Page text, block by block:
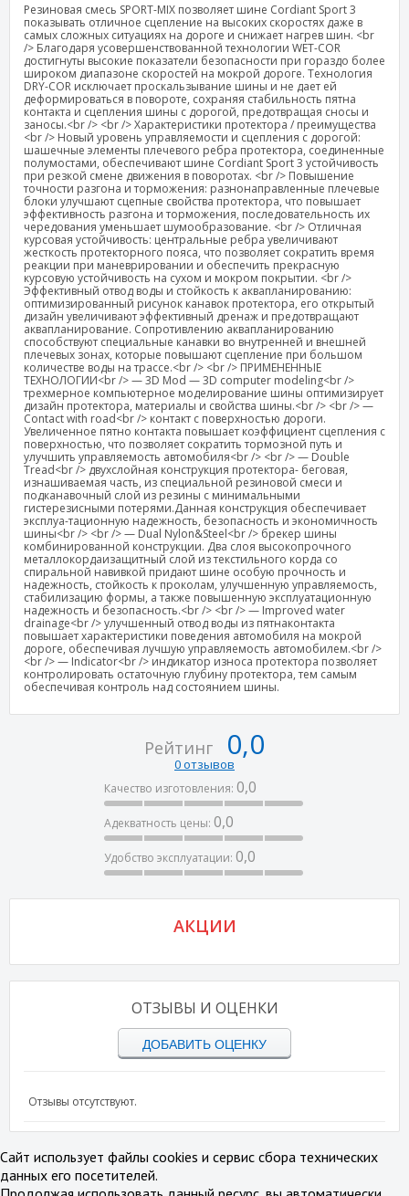
Резиновая смесь SPORT-MIX позволяет шине Cordiant Sport 3
показывать отличное сцепление на высоких скоростях даже в
самых сложных ситуациях на дороге и снижает нагрев шин. <br
/> Благодаря усовершенствованной технологии WET-COR
достигнуты высокие показатели безопасности при гораздо более
широком диапазоне скоростей на мокрой дороге. Технология
DRY-COR исключает проскальзывание шины и не дает ей
деформироваться в повороте, сохраняя стабильность пятна
контакта и сцепления шины с дорогой, предотвращая сносы и
заносы.<br /> <br /> Характеристики протектора / преимущества
<br /> Новый уровень управляемости и сцепления с дорогой:
шашечные элементы плечевого ребра протектора, соединенные
полумостами, обеспечивают шине Cordiant Sport 3 устойчивость
при резкой смене движения в поворотах. <br /> Повышение
точности разгона и торможения: разнонаправленные плечевые
блоки улучшают сцепные свойства протектора, что повышает
эффективность разгона и торможения, последовательность их
чередования уменьшает шумообразование. <br /> Отличная
курсовая устойчивость: центральные ребра увеличивают
жесткость протекторного пояса, что позволяет сократить время
реакции при маневрировании и обеспечить прекрасную
курсовую устойчивость на сухом и мокром покрытии. <br />
Эффективный отвод воды и стойкость к аквапланированию:
оптимизированный рисунок канавок протектора, его открытый
дизайн увеличивают эффективный дренаж и предотвращают
аквапланирование. Сопротивлению аквапланированию
способствуют специальные канавки во внутренней и внешней
плечевых зонах, которые повышают сцепление при большом
количестве воды на трассе.<br /> <br /> ПРИМЕНЕННЫЕ
ТЕХНОЛОГИИ<br /> — 3D Mod — 3D computer modeling<br />
трехмерное компьютерное моделирование шины оптимизирует
дизайн протектора, материалы и свойства шины.<br /> <br /> —
Contact with road<br /> контакт с поверхностью дороги.
Увеличенное пятно контакта повышает коэффициент сцепления с
поверхностью, что позволяет сократить тормозной путь и
улучшить управляемость автомобиля<br /> <br /> — Double
Tread<br /> двухслойная конструкция протектора- беговая,
изнашиваемая часть, из специальной резиновой смеси и
подканавочный слой из резины с минимальными
гистерезисными потерями.Данная конструкция обеспечивает
эксплуа-тационную надежность, безопасность и экономичность
шины<br /> <br /> — Dual Nylon&Steel<br /> брекер шины
комбинированной конструкции. Два слоя высокопрочного
металлокордаизащитный слой из текстильного корда со
спиральной навивкой придают шине особую прочность и
надежность, стойкость к проколам, улучшенную управляемость,
стабилизацию формы, а также повышенную эксплуатационную
надежность и безопасность.<br /> <br /> — Improved water
drainage<br /> улучшенный отвод воды из пятнаконтакта
повышает характеристики поведения автомобиля на мокрой
дороге, обеспечивая лучшую управляемость автомобилем.<br />
<br /> — Indicator<br /> индикатор износа протектора позволяет
контролировать остаточную глубину протектора, тем самым
обеспечивая контроль над состоянием шины.
Рейтинг 0,0
0 отзывов
Качество изготовления: 0,0
Адекватность цены: 0,0
Удобство эксплуатации: 0,0
АКЦИИ
ОТЗЫВЫ И ОЦЕНКИ
ДОБАВИТЬ ОЦЕНКУ
Отзывы отсутствуют.
Сайт использует файлы cookies и сервис сбора технических
данных его посетителей.